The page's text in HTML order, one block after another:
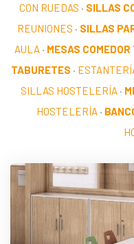
CON RUEDAS · SILLAS
REUNIONES · SILLAS
AULA · MESAS
TABURETES ·
SILLAS HOSTELERÍA ·
HOSTELERÍA ·